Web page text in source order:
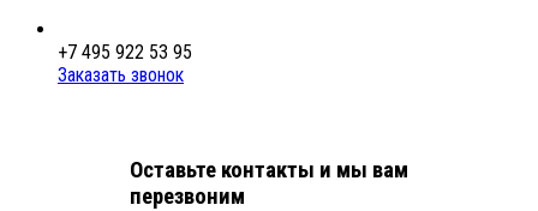
+7 495 922 53 95
Заказать звонок
Оставьте контакты и мы вам
перезвоним